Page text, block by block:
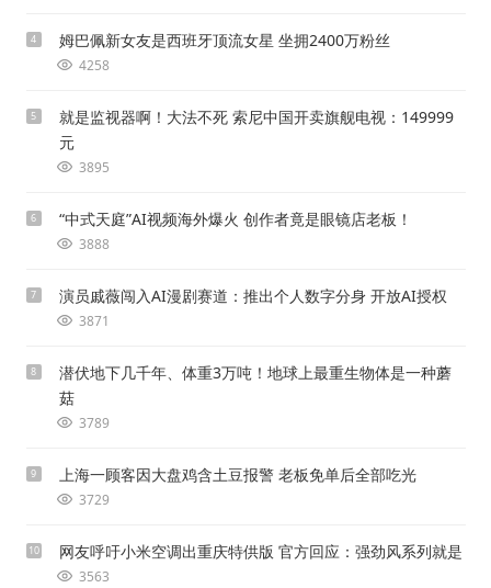
4 姆巴佩新女友是西班牙顶流女星 坐拥2400万粉丝
4258
5
就是监视器啊！大法不死 索尼中国开卖旗舰电视：149999
元
3895
6 “中式天庭”AI视频海外爆火 创作者竟是眼镜店老板！
3888
7 演员戚薇闯入AI漫剧赛道：推出个人数字分身 开放AI授权
3871
8
潜伏地下几千年、体重3万吨！地球上最重生物体是一种蘑
菇
3789
9 上海一顾客因大盘鸡含土豆报警 老板免单后全部吃光
3729
10 网友呼吁小米空调出重庆特供版 官方回应：强劲风系列就是
3563